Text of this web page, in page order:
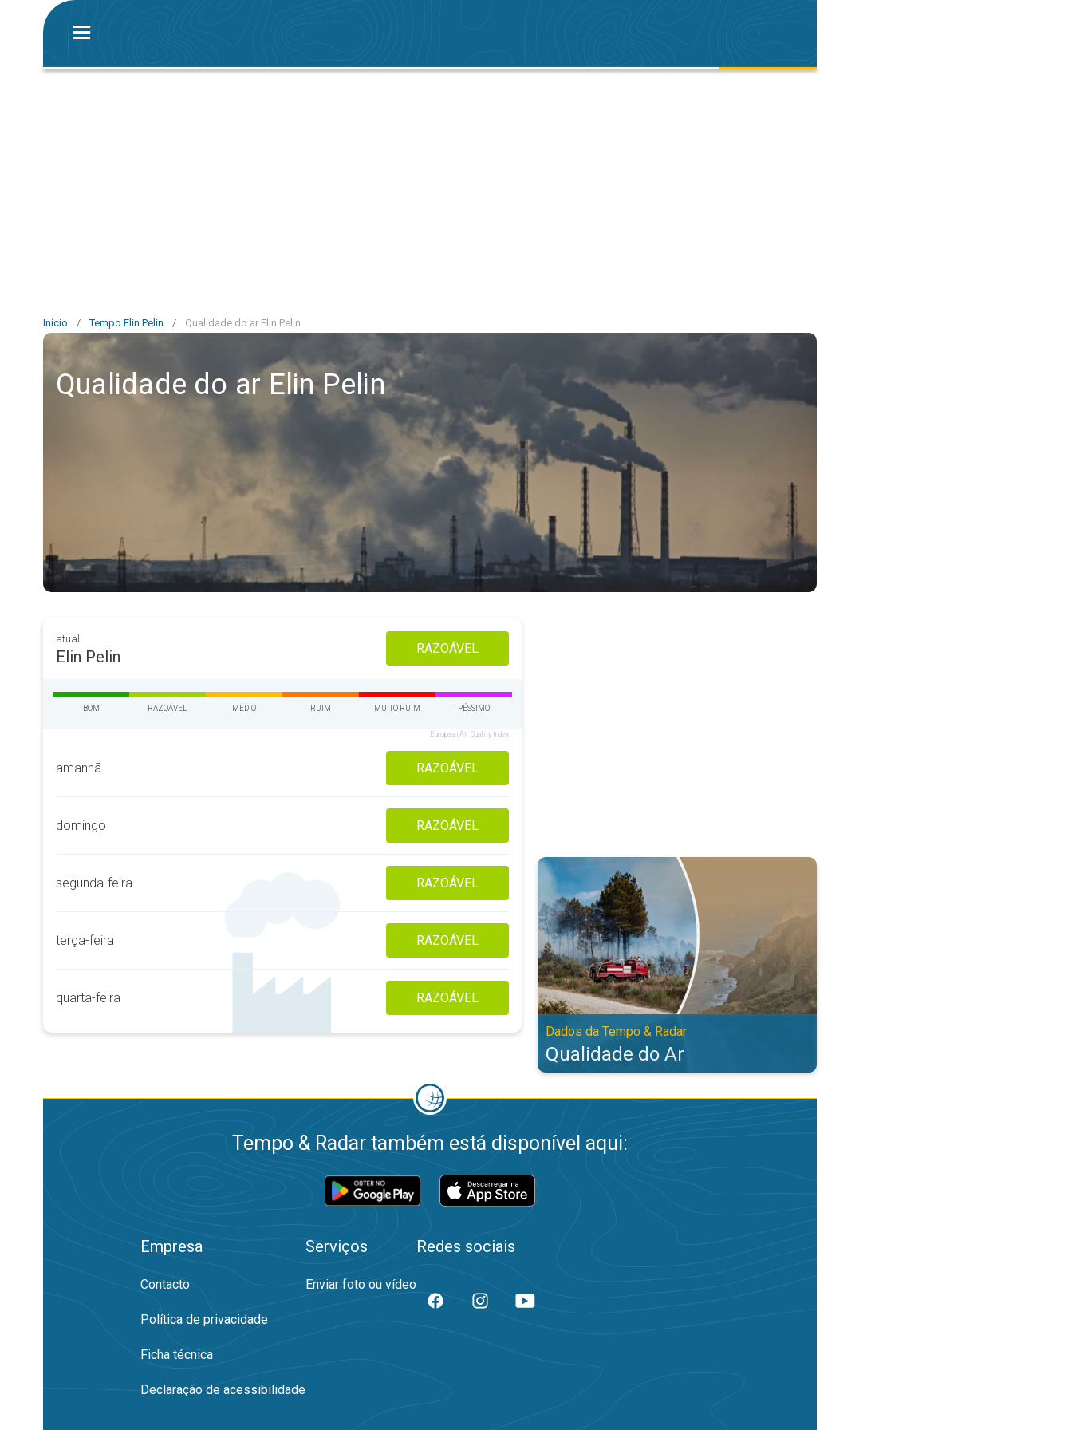
Início / Tempo Elin Pelin / Qualidade do ar Elin Pelin
Qualidade do ar Elin Pelin
atual
Elin Pelin RAZOÁVEL
BOM RAZOÁVEL MÉDIO RUIM MUITO RUIM PÉSSIMO
European Air Quality Index
amanhã RAZOÁVEL
domingo RAZOÁVEL
segunda-feira RAZOÁVEL
terça-feira RAZOÁVEL
quarta-feira RAZOÁVEL
Qualidade do Ar. Dados da Tempo & Radar. . .
Dados da Tempo & Radar
Qualidade do Ar
Tempo & Radar também está disponível aqui:
Empresa
Contacto
Política de privacidade
Ficha técnica
Declaração de acessibilidade
Serviços
Enviar foto ou vídeo
Redes sociais